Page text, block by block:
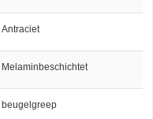
Antraciet
Melaminbeschichtet
beugelgreep